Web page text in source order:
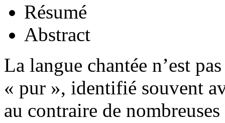
Résumé
Abstract
La langue chantée n’est
« pur », identifié souvent
au contraire de